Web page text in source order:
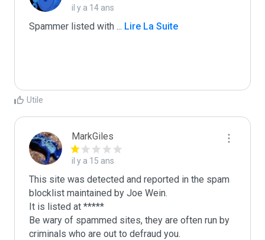
il y a 14 ans
Spammer listed with ... Lire La Suite
Utile
MarkGiles
il y a 15 ans
This site was detected and reported in the spam
blocklist maintained by Joe Wein.
It is listed at *****
Be wary of spammed sites, they are often run by
criminals who are out to defraud you.